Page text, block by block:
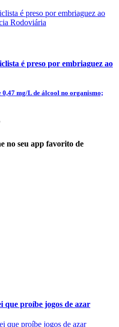
é preso por embriaguez ao
0,47 mg/L de álcool no organismo;
no seu app favorito de
que proíbe jogos de azar